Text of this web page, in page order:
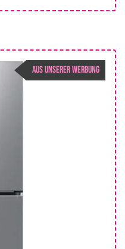
AUS UNSERER WERBUNG